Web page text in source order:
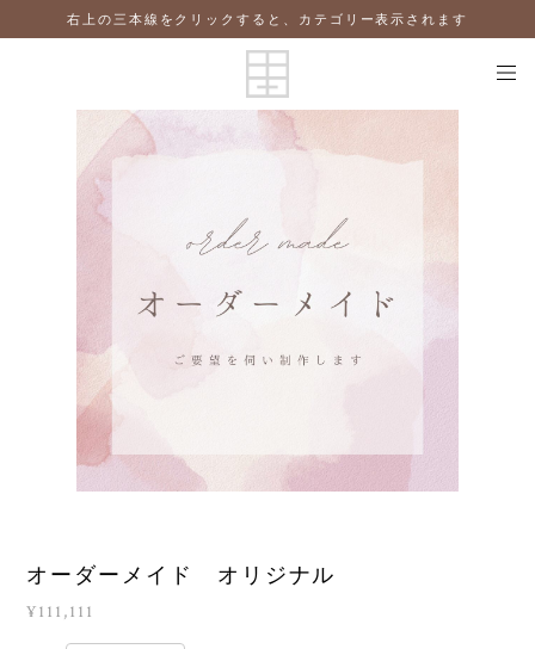
右上の三本線をクリックすると、カテゴリー表示されます
オーダーメイド オリジナル
¥111,111